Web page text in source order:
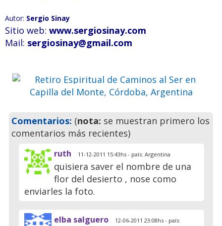
Autor: Sergio Sinay
Sitio web: www.sergiosinay.com
Mail: sergiosinay@gmail.com
Ser en Capilla del Monte,
Córdoba, Argentina
Ven a pasar unos días
Previo
Comentarios: (nota: se muestran primero los
comentarios más recientes)
ruth 11-12-2011 15:43hs - país: Argentina
quisiera saver el nombre de una
flor del desierto , nose como
enviarles la foto.
elba salguero 12-06-2011 23:08hs - país: